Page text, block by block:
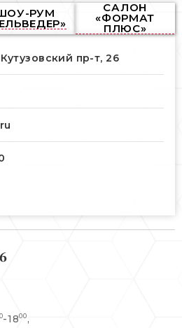
РУМ САЛОН
«ФОРМАТ
ПЛЮС»
Кутузовский пр-т, 26
3/10с7
-1800 ,